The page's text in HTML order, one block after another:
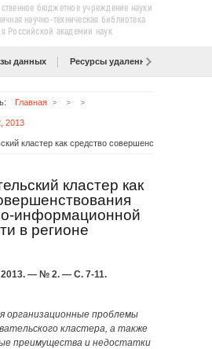
бюджетное учреждение науки
научно-техническая библиотека
Российской академии наук
данных Ресурсы удаленного доступа
Главная
2013
кластер как
информационной
в регионе
— № 2. — С. 7-11.
организационные проблемы
кластера, а также
преимущества и недостатки